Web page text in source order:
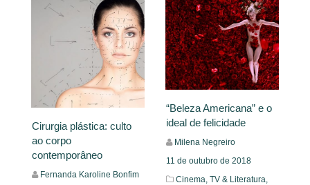
Comportamento,Insight
Leia Mais
Leia Mais
Cirurgia plástica: culto
ao corpo
contemporâneo
Fernanda Karoline Bonfim
“Beleza Americana” e o
ideal de felicidade
Milena Negreiro
11 de outubro de 2018
Cinema, TV & Literatura,